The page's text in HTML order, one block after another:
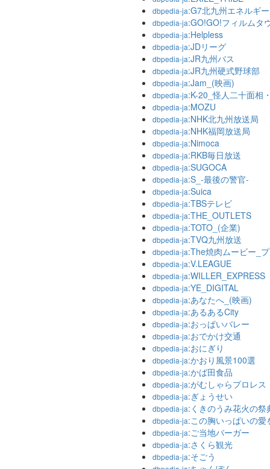
dbpedia-ja:G7北九州エネルギ
dbpedia-ja:GO!GO!フィルムタ
dbpedia-ja:Helpless
dbpedia-ja:JDリーグ
dbpedia-ja:JR九州バス
dbpedia-ja:JR九州硬式野球部
dbpedia-ja:Jam_(映画)
dbpedia-ja:K-20_怪人二十面相
dbpedia-ja:MOZU
dbpedia-ja:NHK北九州放送局
dbpedia-ja:NHK福岡放送局
dbpedia-ja:Nimoca
dbpedia-ja:RKB毎日放送
dbpedia-ja:SUGOCA
dbpedia-ja:S_-最後の警官-
dbpedia-ja:Suica
dbpedia-ja:TBSテレビ
dbpedia-ja:THE_OUTLETS
dbpedia-ja:TOTO_(企業)
dbpedia-ja:TVQ九州放送
dbpedia-ja:The焼肉ムービー_
dbpedia-ja:V.LEAGUE
dbpedia-ja:WILLER_EXPRESS
dbpedia-ja:YE_DIGITAL
dbpedia-ja:あなたへ_(映画)
dbpedia-ja:あるあるCity
dbpedia-ja:おっぱいバレー
dbpedia-ja:おでかけ交通
dbpedia-ja:おにぎり
dbpedia-ja:かおり風景100選
dbpedia-ja:かば田食品
dbpedia-ja:がむしゃらプロレス
dbpedia-ja:ぎょうせい
dbpedia-ja:くきのうみ花火の祭
dbpedia-ja:この胸いっぱいの愛
dbpedia-ja:ご当地バーガー
dbpedia-ja:さくら観光
dbpedia-ja:そごう